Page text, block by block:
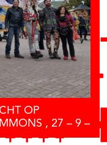
OP
, 27 – 9 –